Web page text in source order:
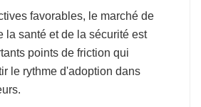
favorables, le marché de
la santé et de la sécurité est
points de friction qui
le rythme d'adoption dans